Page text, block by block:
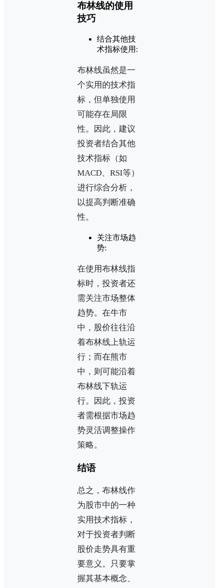
布林线的使用
技巧
结合其他技
术指标使用:
布林线虽然是一
个实用的技术指
标，但单独使用
可能存在局限
性。因此，建议
投资者结合其他
技术指标（如
MACD、RSI等）
进行综合分析，
以提高判断准确
性。
关注市场趋
势:
在使用布林线指
标时，投资者还
需关注市场整体
趋势。在牛市
中，股价往往沿
着布林线上轨运
行；而在熊市
中，则可能沿着
布林线下轨运
行。因此，投资
者需根据市场趋
势灵活调整操作
策略。
结语
总之，布林线作
为股市中的一种
实用技术指标，
对于投资者判断
股价走势具有重
要意义。只要掌
握其基本概念、